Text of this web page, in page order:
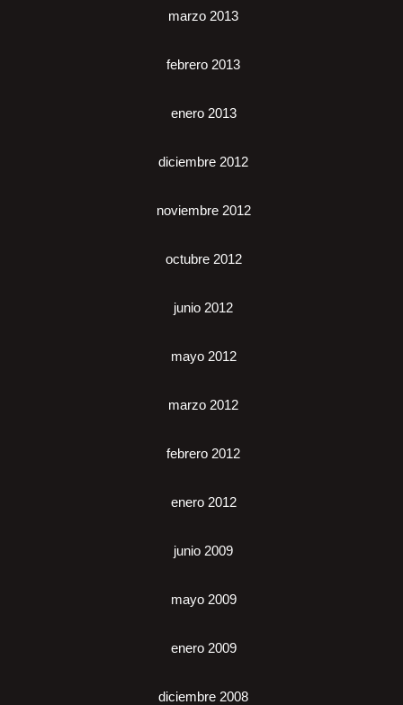
marzo 2013
febrero 2013
enero 2013
diciembre 2012
noviembre 2012
octubre 2012
junio 2012
mayo 2012
marzo 2012
febrero 2012
enero 2012
junio 2009
mayo 2009
enero 2009
diciembre 2008